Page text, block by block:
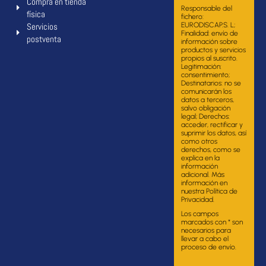
física
Servicios
postventa
Responsable del
fichero:
EURODISCAP.S. L;
Finalidad: envío de
información sobre
productos y servicios
propios al suscrito.
Legitimación:
consentimiento;
Destinatarios: no se
comunicarán los
datos a terceros,
salvo obligación
legal; Derechos:
acceder, rectificar y
suprimir los datos, así
como otros
derechos, como se
explica en la
información
adicional. Más
información en
nuestra Política de
Privacidad.
Los campos
marcados con * son
necesarios para
llevar a cabo el
proceso de envío.